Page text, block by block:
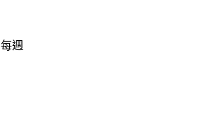
每週